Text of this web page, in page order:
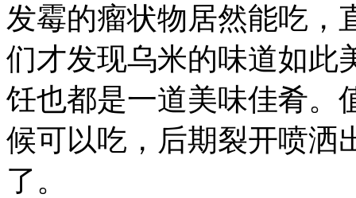
发霉的瘤状物居然能吃，‌‌
们才发现乌米的味道如此
饪也都是一道美味佳肴。
候可以吃，后期裂开喷洒
了。